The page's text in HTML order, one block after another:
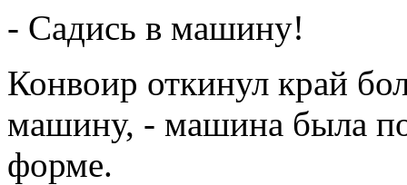
- Садись в машину!
Конвоир откинул край
машину, - машина была
форме.